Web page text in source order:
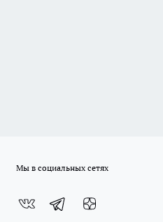
Мы в социальных сетях